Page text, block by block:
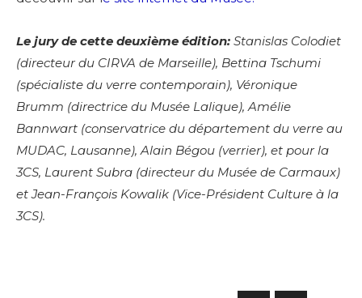
Adresse email*
Le jury de cette deuxième édition: Stanislas Colodiet
(directeur du CIRVA de Marseille), Bettina Tschumi
(spécialiste du verre contemporain), Véronique
Brumm (directrice du Musée Lalique), Amélie
Bannwart (conservatrice du département du verre au
MUDAC, Lausanne), Alain Bégou (verrier), et pour la
3CS, Laurent Subra (directeur du Musée de Carmaux)
et Jean-François Kowalik (Vice-Président Culture à la
3CS).